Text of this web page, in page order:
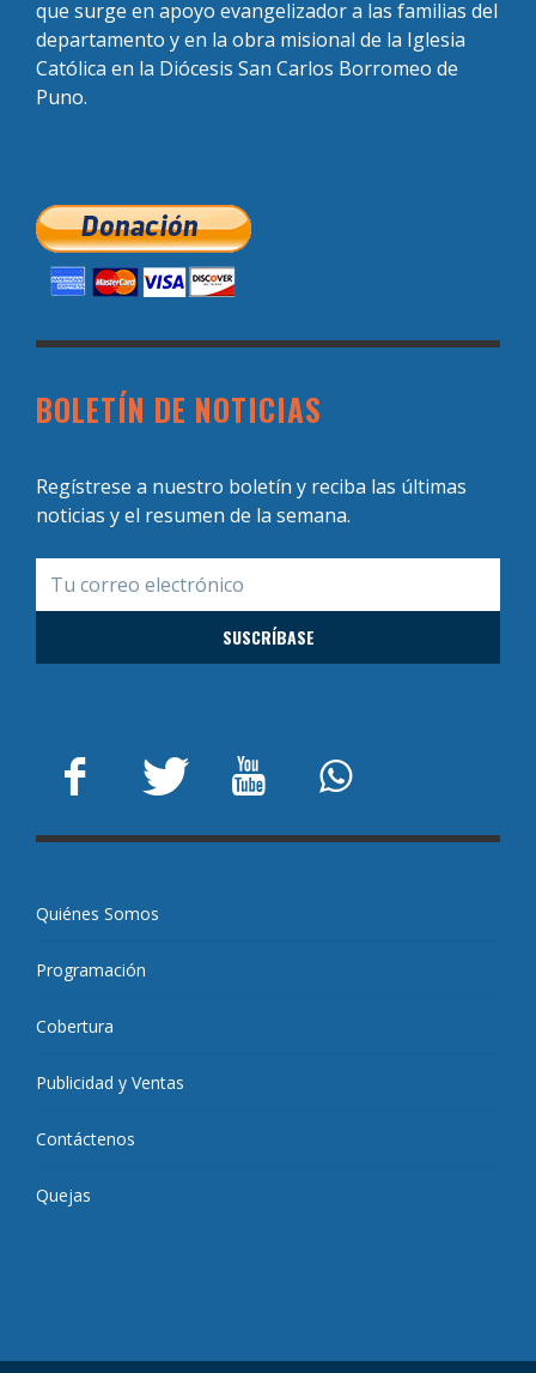
que surge en apoyo evangelizador a las familias del
departamento y en la obra misional de la Iglesia
Católica en la Diócesis San Carlos Borromeo de
Puno.
BOLETÍN DE NOTICIAS
Regístrese a nuestro boletín y reciba las últimas
noticias y el resumen de la semana.
Quiénes Somos
Programación
Cobertura
Publicidad y Ventas
Contáctenos
Quejas